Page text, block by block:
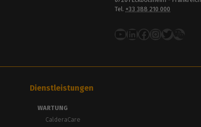
Tel. +33 388 210 000
YouTube
LinkedIn
Facebook
Instagram
Twitter
Dienstleistungen
WARTUNG
CalderaCare